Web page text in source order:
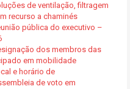
de ventilação, filtragem
recurso a chaminés
pública do executivo –
dos membros das
em mobilidade
e horário de
de voto em